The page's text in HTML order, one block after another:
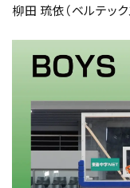
柳田 琉依（ベルテッ